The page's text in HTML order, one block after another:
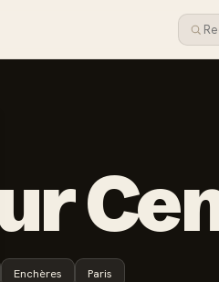
Enchères Paris